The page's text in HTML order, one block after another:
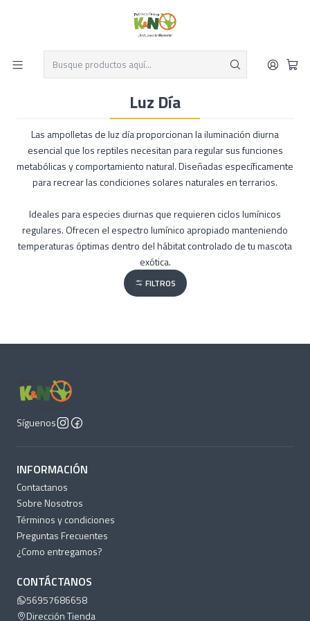
Despacho el mismo día y envío gratis por compras sobre $19.990
Leer más
Luz Día
Luz Día
Las ampolletas de luz día proporcionan la iluminación diurna
esencial que los reptiles necesitan para regular sus funciones
metabólicas y comportamiento natural. Diseñadas específicamente
para recrear las condiciones solares naturales en terrarios.
Ideales para especies diurnas que requieren ciclos lumínicos
regulares. Ofrecen el espectro lumínico apropiado manteniendo
temperaturas óptimas dentro del hábitat controlado de tu mascota
exótica.
FILTROS
Síguenos
INFORMACIÓN
Contactanos
Sobre Nosotros
Términos y condiciones
Preguntas Frecuentes
¿Como entregamos?
CONTÁCTANOS
56957686658
Dirección Tienda